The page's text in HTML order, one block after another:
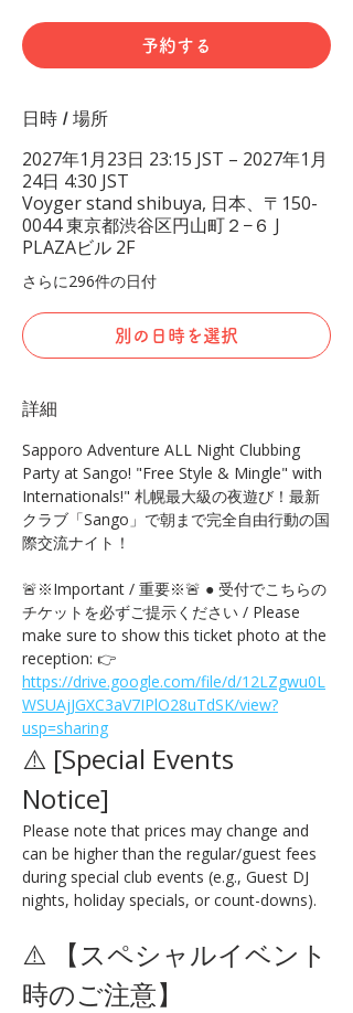
予約する
日時 / 場所
2027年1月23日 23:15 JST – 2027年1月
24日 4:30 JST
Voyger stand shibuya, 日本、〒150-
0044 東京都渋谷区円山町２−６ J
PLAZAビル 2F
さらに296件の日付
別の日時を選択
詳細
Sapporo Adventure ALL Night Clubbing
Party at Sango! "Free Style & Mingle" with
Internationals!" 札幌最大級の夜遊び！最新
クラブ「Sango」で朝まで完全自由行動の国
際交流ナイト！
🚨※Important / 重要※🚨 ● 受付でこちらの
チケットを必ずご提示ください / Please
make sure to show this ticket photo at the
reception: 👉
https://drive.google.com/file/d/12LZgwu0L
WSUAjJGXC3aV7IPlO28uTdSK/view?
usp=sharing
⚠️ [Special Events
Notice]
Please note that prices may change and
can be higher than the regular/guest fees
during special club events (e.g., Guest DJ
nights, holiday specials, or count-downs).
⚠️ 【スペシャルイベント
時のご注意】